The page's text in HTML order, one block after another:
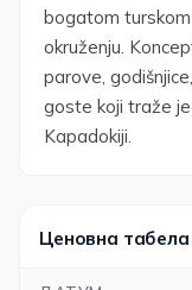
bogatom turskom
okruženju.
parove,
goste koji traže
Kapadokiji.
Ценовна табела